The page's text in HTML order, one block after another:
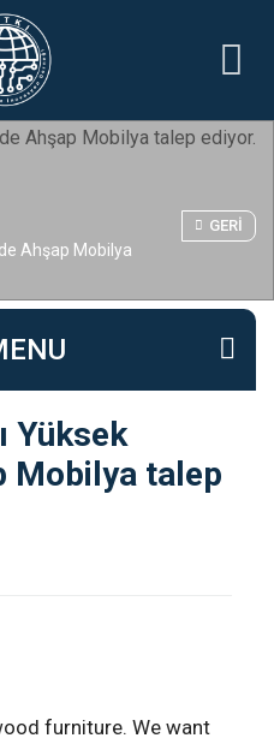
Ahşap Mobilya
GERI
Yüksek
Mobilya talep
furniture. We want